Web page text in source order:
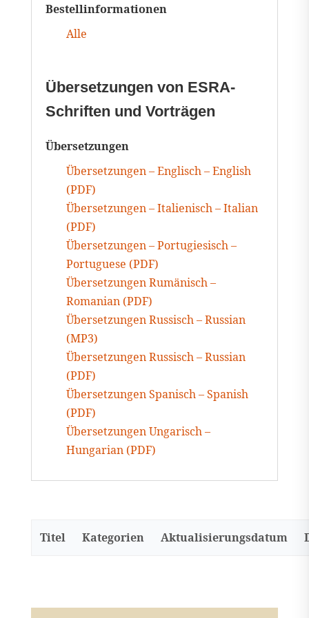
Bestellinformationen
Alle
Übersetzungen von ESRA-
Schriften und Vorträgen
Übersetzungen
Übersetzungen – Englisch – English
(PDF)
Übersetzungen – Italienisch – Italian
(PDF)
Übersetzungen – Portugiesisch –
Portuguese (PDF)
Übersetzungen Rumänisch –
Romanian (PDF)
Übersetzungen Russisch – Russian
(MP3)
Übersetzungen Russisch – Russian
(PDF)
Übersetzungen Spanisch – Spanish
(PDF)
Übersetzungen Ungarisch –
Hungarian (PDF)
Titel Kategorien Aktualisierungsdatum